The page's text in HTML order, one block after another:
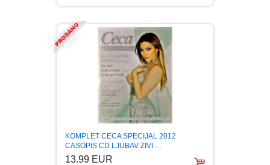
CIKLIT
DRAMA
DRUSTVENA IGRA
DUH I TELO
EDUKATIVNI
PAVLOVICA KREMA
100% PRIRODNO
KOMPLET CECA SPECIJAL 2012
CASOPIS CD LJUBAV ZIVI …
13.99 EUR